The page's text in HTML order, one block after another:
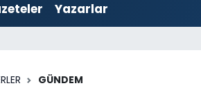
Yazarlar
GÜNDEM